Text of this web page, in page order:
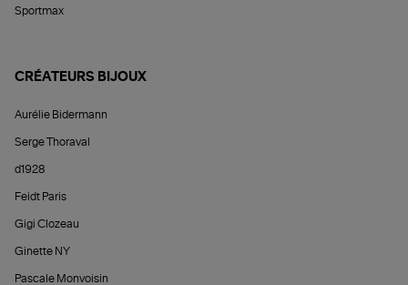
Sportmax
CRÉATEURS BIJOUX
Aurélie Bidermann
Serge Thoraval
d1928
Feidt Paris
Gigi Clozeau
Ginette NY
Pascale Monvoisin